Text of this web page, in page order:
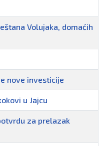
Volujaka, domaćih
nove investicije
u Jajcu
za prelazak